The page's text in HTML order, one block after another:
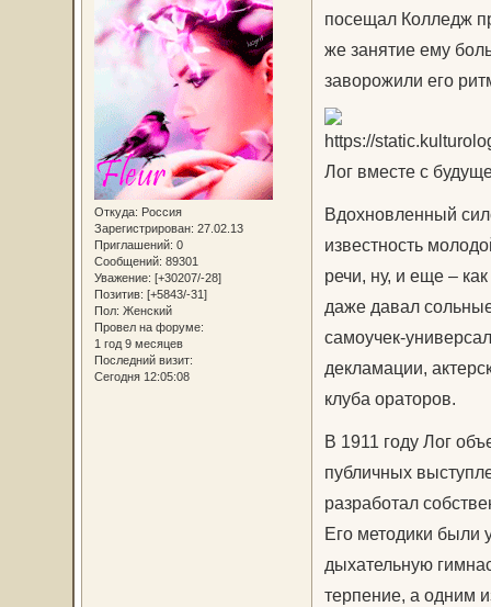
Откуда: Россия
Зарегистрирован: 27.02.13
Приглашений: 0
Сообщений: 89301
Уважение: [+30207/-28]
Позитив: [+5843/-31]
Пол: Женский
Провел на форуме:
1 год 9 месяцев
Последний визит:
Сегодня 12:05:08
посещал Колледж
же занятие ему
заворожили его
Лог вместе с
Вдохновленный
известность
речи, ну, и еще –
даже давал
самоучек-
декламации,
клуба ораторов.
В 1911 году Лог
публичных
разработал
Его методики были
дыхательную
терпение, а одним